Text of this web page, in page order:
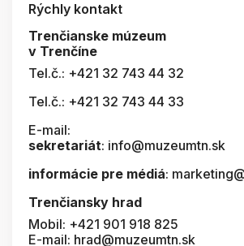
Rýchly kontakt
Trenčianske múzeum
v Trenčíne
Tel.č.: +421 32 743 44 32
Tel.č.: +421 32 743 44 33
E-mail:
sekretariát: info@muzeumtn.sk
informácie pre médiá:
Trenčiansky hrad
Mobil: +421 901 918 825
E-mail: hrad@muzeumtn.sk